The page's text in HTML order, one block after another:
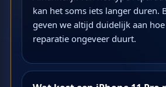
kan het soms iets langer duren.
geven we altijd duidelijk aan
reparatie ongeveer duurt.